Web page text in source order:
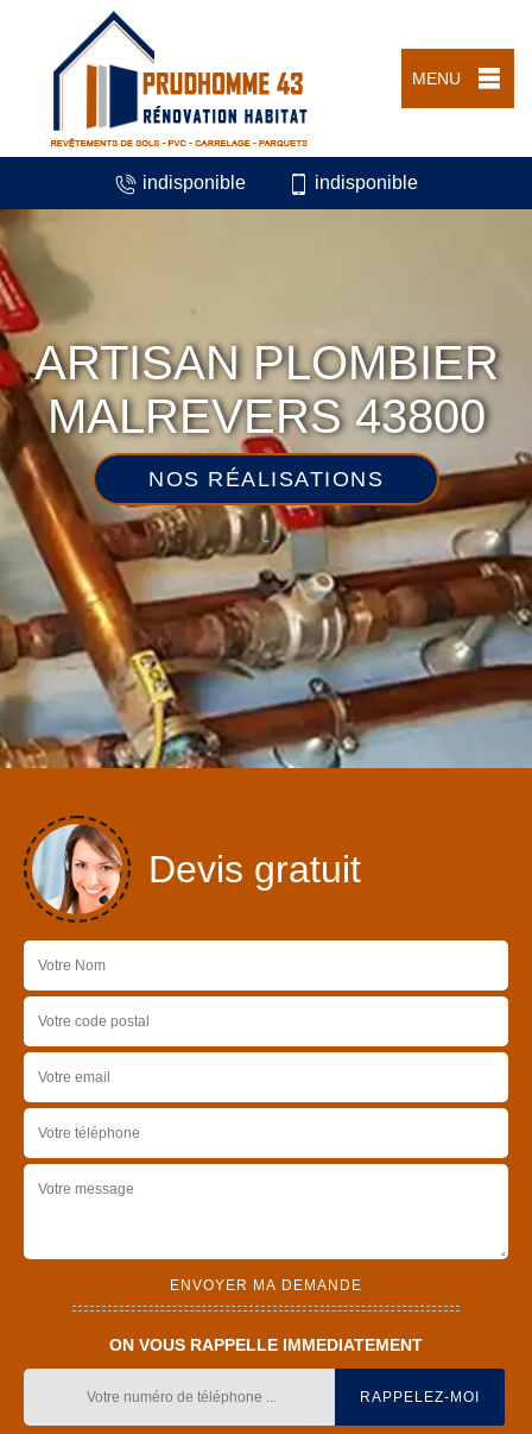
MENU
indisponible indisponible
ARTISAN PLOMBIER
MALREVERS 43800
NOS RÉALISATIONS
Devis gratuit
ON VOUS RAPPELLE IMMEDIATEMENT